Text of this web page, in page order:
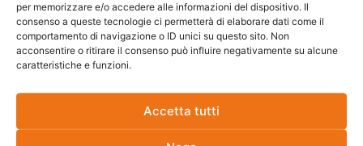
per memorizzare e/o accedere alle informazioni del dispositivo. Il
consenso a queste tecnologie ci permetterà di elaborare dati come il
comportamento di navigazione o ID unici su questo sito. Non
acconsentire o ritirare il consenso può influire negativamente su alcune
caratteristiche e funzioni.
Accetta tutti